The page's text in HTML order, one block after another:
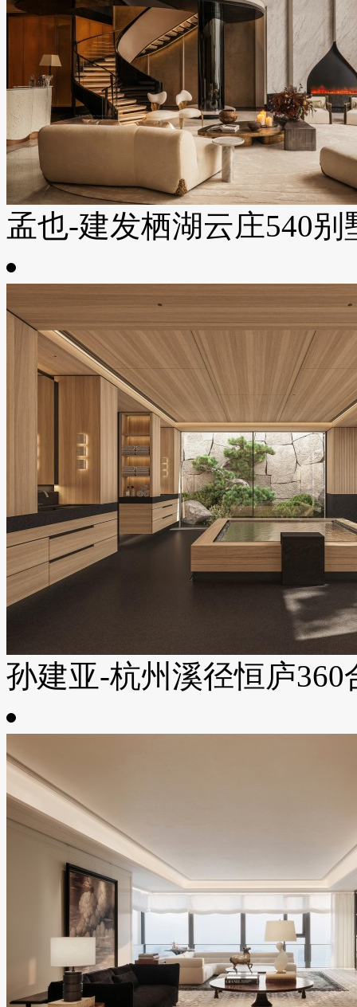
孟也-建发栖湖云庄540别
孙建亚-杭州溪径恒庐360